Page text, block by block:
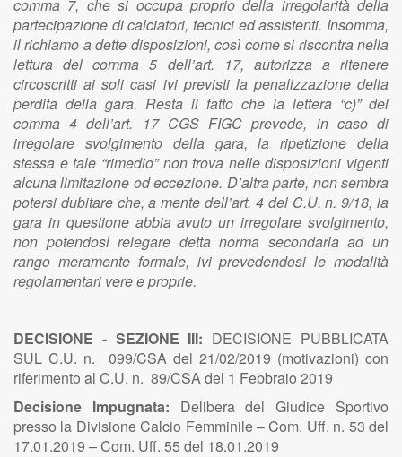
comma 7, che si occupa proprio della irregolarità della
partecipazione di calciatori, tecnici ed assistenti. Insomma,
il richiamo a dette disposizioni, così come si riscontra nella
lettura del comma 5 dell’art. 17, autorizza a ritenere
circoscritti ai soli casi ivi previsti la penalizzazione della
perdita della gara. Resta il fatto che la lettera “c)” del
comma 4 dell’art. 17 CGS FIGC prevede, in caso di
irregolare svolgimento della gara, la ripetizione della
stessa e tale “rimedio” non trova nelle disposizioni vigenti
alcuna limitazione od eccezione. D’altra parte, non sembra
potersi dubitare che, a mente dell’art. 4 del C.U. n. 9/18, la
gara in questione abbia avuto un irregolare svolgimento,
non potendosi relegare detta norma secondaria ad un
rango meramente formale, ivi prevedendosi le modalità
regolamentari vere e proprie.
DECISIONE - SEZIONE III: DECISIONE PUBBLICATA
SUL C.U. n. 099/CSA del 21/02/2019 (motivazioni) con
riferimento al C.U. n. 89/CSA del 1 Febbraio 2019
Decisione Impugnata: Delibera del Giudice Sportivo
presso la Divisione Calcio Femminile – Com. Uff. n. 53 del
17.01.2019 – Com. Uff. 55 del 18.01.2019